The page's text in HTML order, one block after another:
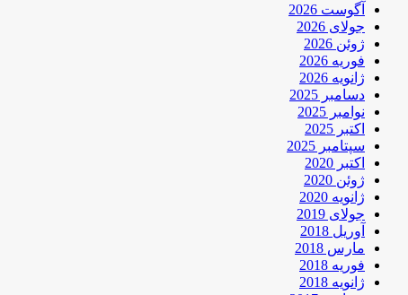
آگوست 2026
جولای 2026
ژوئن 2026
فوریه 2026
ژانویه 2026
دسامبر 2025
نوامبر 2025
اکتبر 2025
سپتامبر 2025
اکتبر 2020
ژوئن 2020
ژانویه 2020
جولای 2019
آوریل 2018
مارس 2018
فوریه 2018
ژانویه 2018